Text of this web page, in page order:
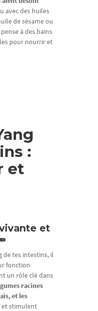
avec des huiles
de sésame ou
à des bains
pour nourrir et
:
et
et
de tes intestins, il
fonction
un rôle clé dans
racines
et les
et stimulent